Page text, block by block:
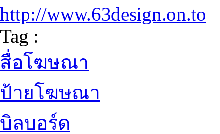
http://www.63design.on.to
Tag :
สื่อโฆษณา
ป้ายโฆษณา
บิลบอร์ด